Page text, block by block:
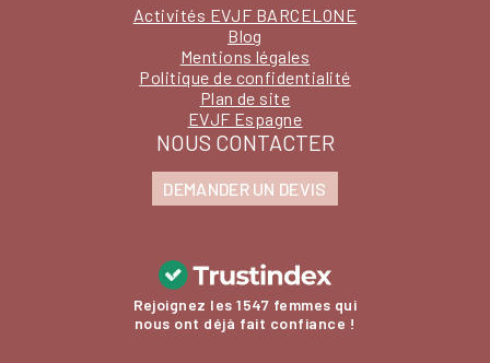
Activités EVJF BARCELONE
Blog
Mentions légales
Politique de confidentialité
Plan de site
EVJF Espagne
NOUS CONTACTER
DEMANDER UN DEVIS
Rejoignez les 1547 femmes qui
nous ont déjà fait confiance !